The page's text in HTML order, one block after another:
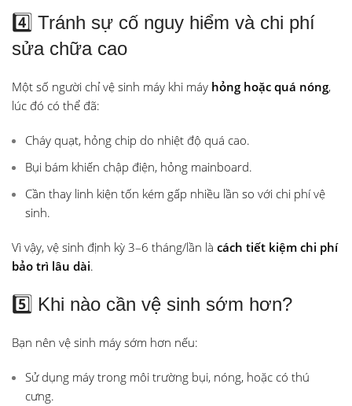
4️⃣ Tránh sự cố nguy hiểm và chi phí
sửa chữa cao
Một số người chỉ vệ sinh máy khi máy hỏng hoặc quá nóng,
lúc đó có thể đã:
Cháy quạt, hỏng chip do nhiệt độ quá cao.
Bụi bám khiến chập điện, hỏng mainboard.
Cần thay linh kiện tốn kém gấp nhiều lần so với chi phí vệ
sinh.
Vì vậy, vệ sinh định kỳ 3–6 tháng/lần là cách tiết kiệm chi phí
bảo trì lâu dài.
5️⃣ Khi nào cần vệ sinh sớm hơn?
Bạn nên vệ sinh máy sớm hơn nếu:
Sử dụng máy trong môi trường bụi, nóng, hoặc có thú
cưng.